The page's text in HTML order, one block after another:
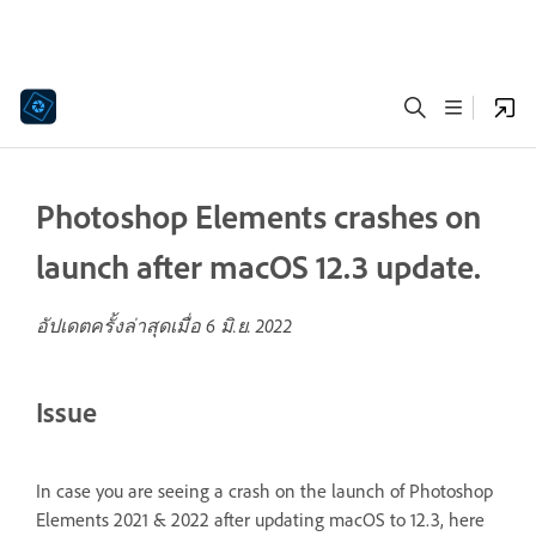
Photoshop Elements crashes on
launch after macOS 12.3 update.
อัปเดตครั้งล่าสุดเมื่อ 6 มิ.ย. 2022
Issue
In case you are seeing a crash on the launch of Photoshop
Elements 2021 & 2022 after updating macOS to 12.3, here